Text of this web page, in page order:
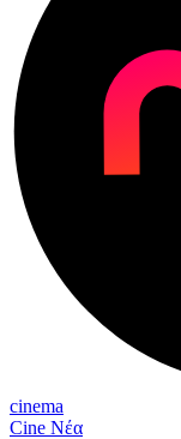
cinema
Cine Νέα